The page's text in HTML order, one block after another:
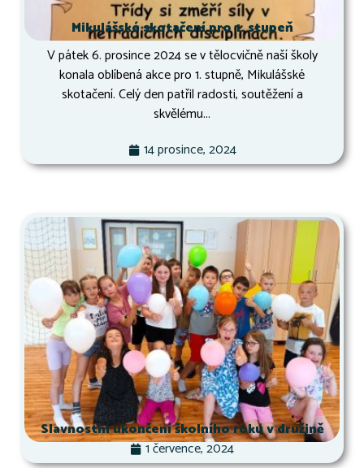
Mikulášské skotačení pro 1. stupeň
V pátek 6. prosince 2024 se v tělocvičně naší školy
konala oblíbená akce pro 1. stupně, Mikulášské
skotačení. Celý den patřil radosti, soutěžení a
skvělému...
14 prosince, 2024
Slavnostní ukončení školního roku v družině
1 července, 2024